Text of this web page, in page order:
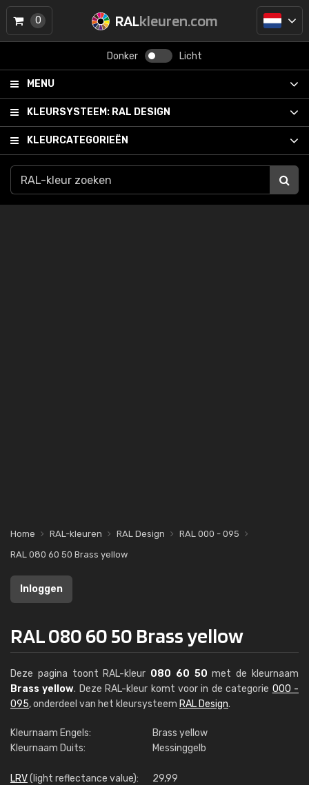
RALkleuren.com
Donker Licht
MENU
KLEURSYSTEEM: RAL DESIGN
KLEURCATEGORIEËN
0
Home RAL-kleuren RAL Design
RAL 000 - 095
RAL 080 60 50 Brass yellow
Inloggen
RAL 080 60 50 Brass yellow
Deze pagina toont RAL-kleur 080 60 50 met de kleurnaam
Brass yellow. Deze RAL-kleur komt voor in de categorie 000 -
095, onderdeel van het kleursysteem RAL Design.
Kleurnaam Engels:
Brass yellow
Kleurnaam Duits:
Messinggelb
LRV(light reflectance value): 29,99